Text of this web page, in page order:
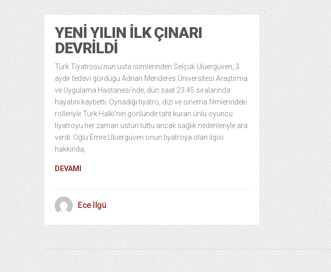
YENI YILIN İLK ÇINARI
DEVRILDI
Türk Tiyatrosu’nun usta isimlerinden Selçuk Uluergüven, 3
aydır tedavi gördüğü Adnan Menderes Üniversitesi Araştırma
ve Uygulama Hastanesi’nde, dün saat 23.45 sıralarında
hayatını kaybetti. Oynadığı tiyatro, dizi ve sinema filmlerindeki
rolleriyle Türk Halkı’nın gönlünde taht kuran ünlü oyuncu
tiyatroyu her zaman üstün tuttu ancak sağlık nedenleriyle ara
verdi. Oğlu Emre Uluergüven onun tiyatroya olan ilgisi
hakkında,
DEVAMI
Ece İlgü